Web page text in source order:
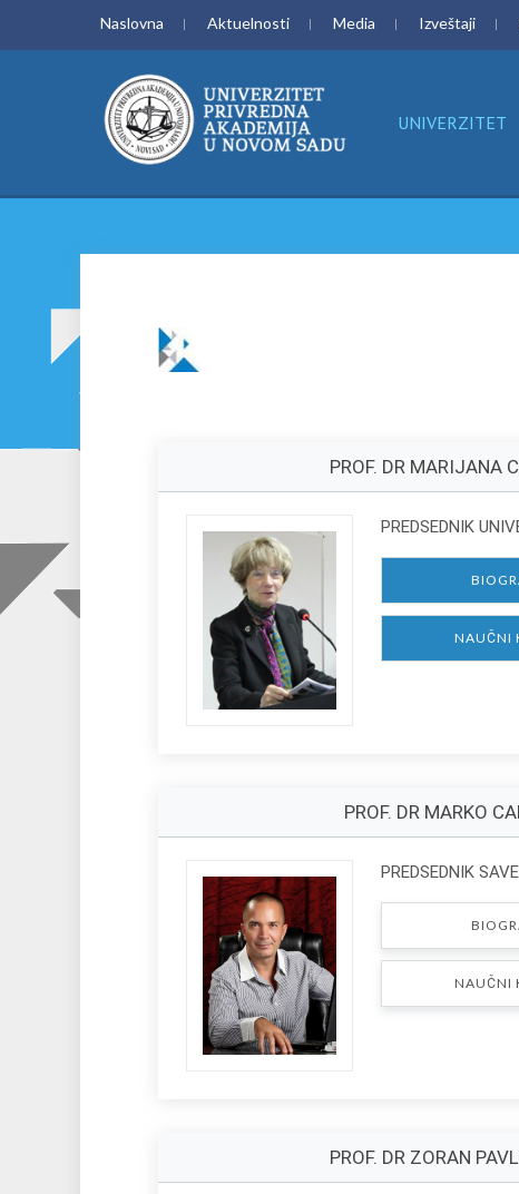
Naslovna Aktuelnosti Media Izveštaji
UNIVERZITET
PROF. DR MARIJANA
PREDSEDNIK
NAUČNI
PROF. DR MARKO
PREDSEDNIK
NAUČNI
PROF. DR ZORAN